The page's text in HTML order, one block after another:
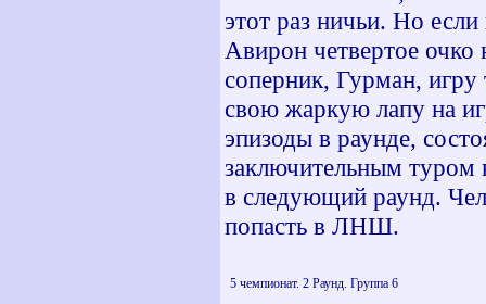
этот раз ничьи. Но если
Авирон четвертое
соперник, Гурман,
свою жаркую лапу на
эпизоды в раунде,
заключительным туром
в следующий раунд.
попасть в ЛНШ.
5 чемпионат. 2 Раунд. Группа 6